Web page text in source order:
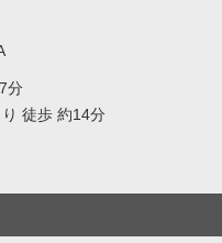
分
徒歩 約14分